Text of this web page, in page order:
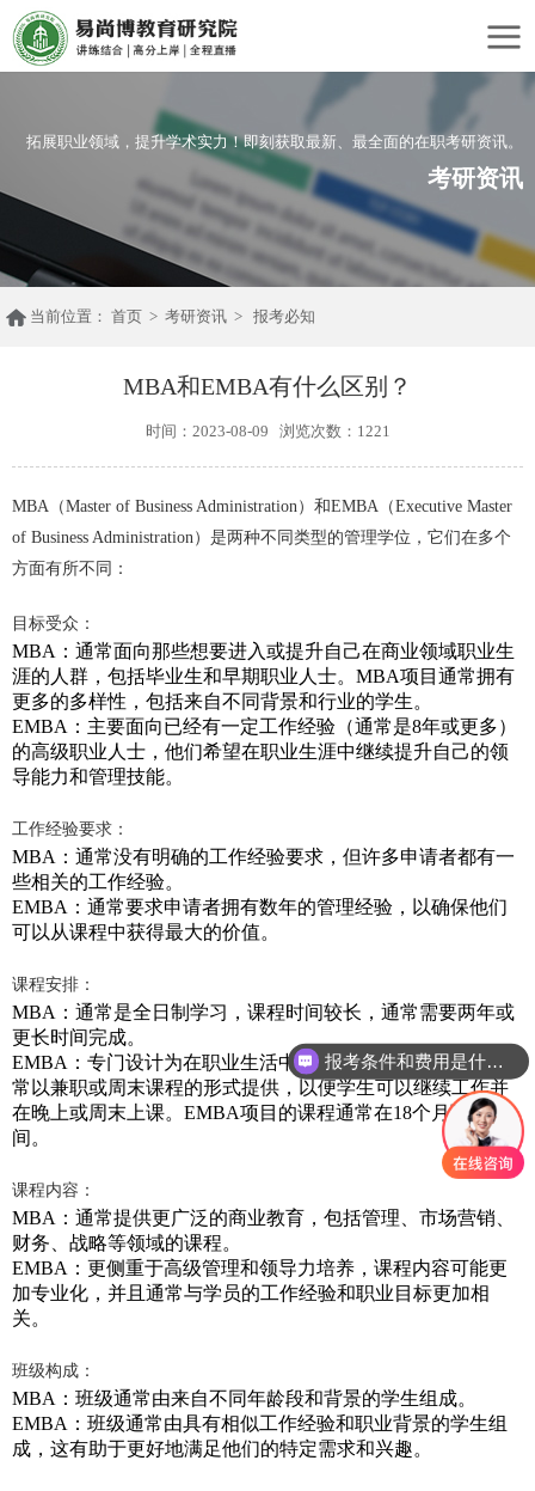
拓展职业领域，提升学术实力！即刻获取最新、最全面的在职考研资讯。
考研资讯
当前位置： 首页 > 考研资讯 > 报考必知
MBA和EMBA有什么区别？
时间：2023-08-09 浏览次数：1221
MBA（Master of Business Administration）和EMBA（Executive Master
of Business Administration）是两种不同类型的管理学位，它们在多个
方面有所不同：
目标受众：
MBA：通常面向那些想要进入或提升自己在商业领域职业生
涯的人群，包括毕业生和早期职业人士。MBA项目通常拥有
更多的多样性，包括来自不同背景和行业的学生。
EMBA：主要面向已经有一定工作经验（通常是8年或更多）
的高级职业人士，他们希望在职业生涯中继续提升自己的领
导能力和管理技能。
工作经验要求：
MBA：通常没有明确的工作经验要求，但许多申请者都有一
些相关的工作经验。
EMBA：通常要求申请者拥有数年的管理经验，以确保他们
可以从课程中获得最大的价值。
课程安排：
MBA：通常是全日制学习，课程时间较长，通常需要两年或
更长时间完成。
EMBA：专门设计为在职业生活中工作的专业人士，因此通
常以兼职或周末课程的形式提供，以便学生可以继续工作并
在晚上或周末上课。EMBA项目的课程通常在18个月到2年之
间。
课程内容：
MBA：通常提供更广泛的商业教育，包括管理、市场营销、
财务、战略等领域的课程。
EMBA：更侧重于高级管理和领导力培养，课程内容可能更
加专业化，并且通常与学员的工作经验和职业目标更加相
关。
班级构成：
MBA：班级通常由来自不同年龄段和背景的学生组成。
EMBA：班级通常由具有相似工作经验和职业背景的学生组
成，这有助于更好地满足他们的特定需求和兴趣。
报考条件和费用是什么？